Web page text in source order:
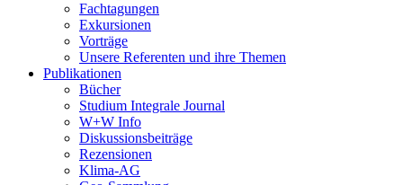
Fachtagungen
Exkursionen
Vorträge
Unsere Referenten und ihre Themen
Publikationen
Bücher
Studium Integrale Journal
W+W Info
Diskussionsbeiträge
Rezensionen
Klima-AG